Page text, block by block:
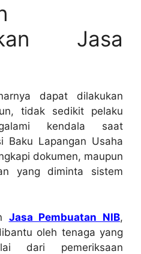
Jasa
dapat dilakukan
tidak sedikit pelaku
kendala saat
Baku Lapangan Usaha
dokumen, maupun
yang diminta sistem
Jasa Pembuatan NIB,
oleh tenaga yang
dari pemeriksaan